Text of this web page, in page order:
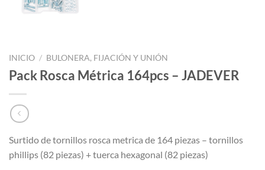
INICIO / BULONERA, FIJACIÓN Y UNIÓN
Pack Rosca Métrica 164pcs – JADEVER
Surtido de tornillos rosca metrica de 164 piezas – tornillos
phillips (82 piezas) + tuerca hexagonal (82 piezas)